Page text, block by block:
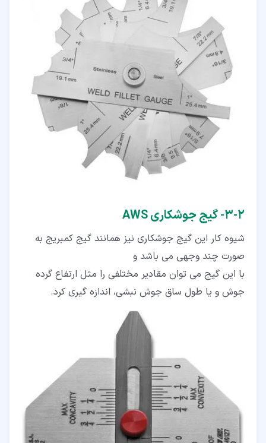
۲‏-‏۳‏- گیج جوشکاری AWS
شیوه کار این گیج جوشکاری نیز همانند گیج کمبریج به
صورت چند وجهی می­ باشد و
با این گیج می­ توان مقادیر مختلفی را مثل ارتفاع گرده
جوش و یا طول ساق جوش نبشی، اندازه گیری کرد.